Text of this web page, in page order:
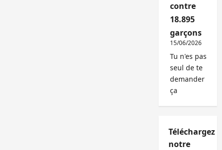
contre
18.895
garçons
15/06/2026
Tu n'es pas
seul de te
demander
ça
Téléchargez
notre